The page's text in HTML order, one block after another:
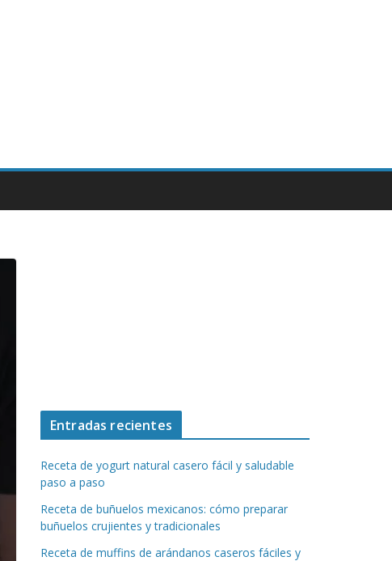
Entradas recientes
Receta de yogurt natural casero fácil y saludable
paso a paso
Receta de buñuelos mexicanos: cómo preparar
buñuelos crujientes y tradicionales
Receta de muffins de arándanos caseros fáciles y